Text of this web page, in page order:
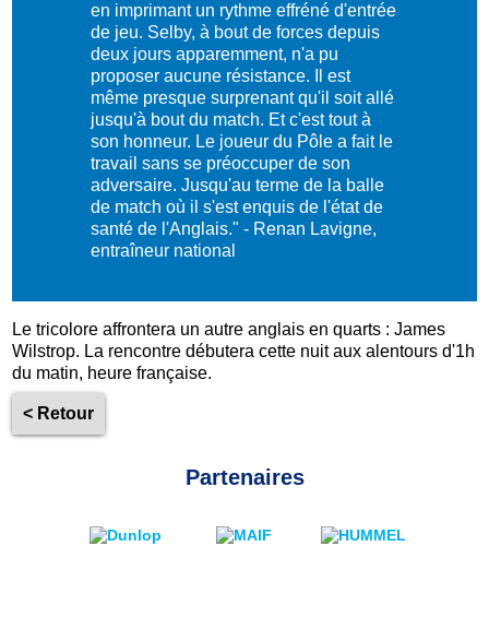
en imprimant un rythme effréné d'entrée
de jeu. Selby, à bout de forces depuis
deux jours apparemment, n'a pu
proposer aucune résistance. Il est
même presque surprenant qu'il soit allé
jusqu'à bout du match. Et c'est tout à
son honneur. Le joueur du Pôle a fait le
travail sans se préoccuper de son
adversaire. Jusqu'au terme de la balle
de match où il s'est enquis de l'état de
santé de l'Anglais." - Renan Lavigne,
entraîneur national
Le tricolore affrontera un autre anglais en quarts : James
Wilstrop. La rencontre débutera cette nuit aux alentours d'1h
du matin, heure française.
< Retour
Partenaires